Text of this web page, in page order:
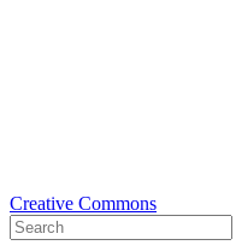
Creative Commons